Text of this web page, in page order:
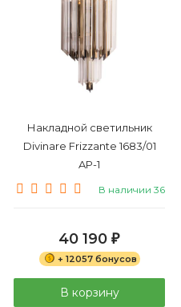
Накладной светильник
Divinare Frizzante 1683/01
AP-1
В наличии 36
40 190 ₽
+ 12057 бонусов
В корзину